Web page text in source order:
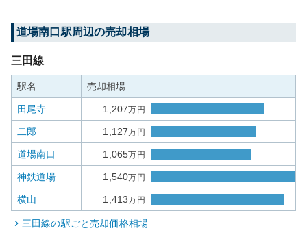
道場南口駅周辺の売却相場
三田線
駅名 売却相場
田尾寺 1,207万円
二郎 1,127万円
道場南口 1,065万円
神鉄道場 1,540万円
横山 1,413万円
三田線の駅ごと売却価格相場